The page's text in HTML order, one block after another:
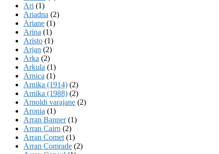
Ari (1)
Ariadna (2)
Ariane (1)
Arina (1)
Aristo (1)
Arjan (2)
Arka (2)
Arkula (1)
Arnica (1)
Arnika (1914) (2)
Arnika (1988) (2)
Arnoldi varajane (2)
Aronia (1)
Arran Banner(1)
Arran Cairn (2)
Arran Comet (1)
Arran Comrade (2)